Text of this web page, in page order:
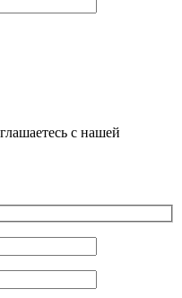
с нашей